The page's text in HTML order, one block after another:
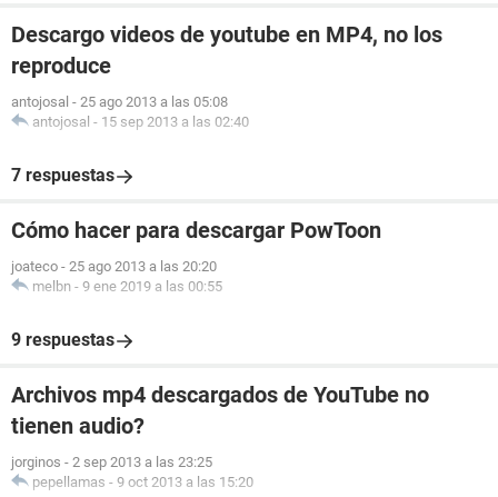
Descargo videos de youtube en MP4, no los
reproduce
antojosal - 25 ago 2013 a las 05:08
antojosal - 15 sep 2013 a las 02:40
7 respuestas
Cómo hacer para descargar PowToon
joateco - 25 ago 2013 a las 20:20
melbn - 9 ene 2019 a las 00:55
9 respuestas
Archivos mp4 descargados de YouTube no
tienen audio?
jorginos - 2 sep 2013 a las 23:25
pepellamas - 9 oct 2013 a las 15:20